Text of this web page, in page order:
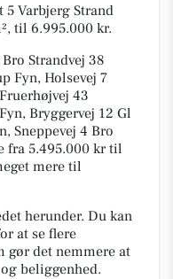
5 Varbjerg Strand
til 6.995.000 kr.
Strandvej 38
Fyn, Holsevej 7
43
Bryggervej 12 Gl
Sneppevej 4 Bro
fra 5.495.000 kr til
mere til
herunder. Du kan
at se flere
gør det nemmere at
beliggenhed.